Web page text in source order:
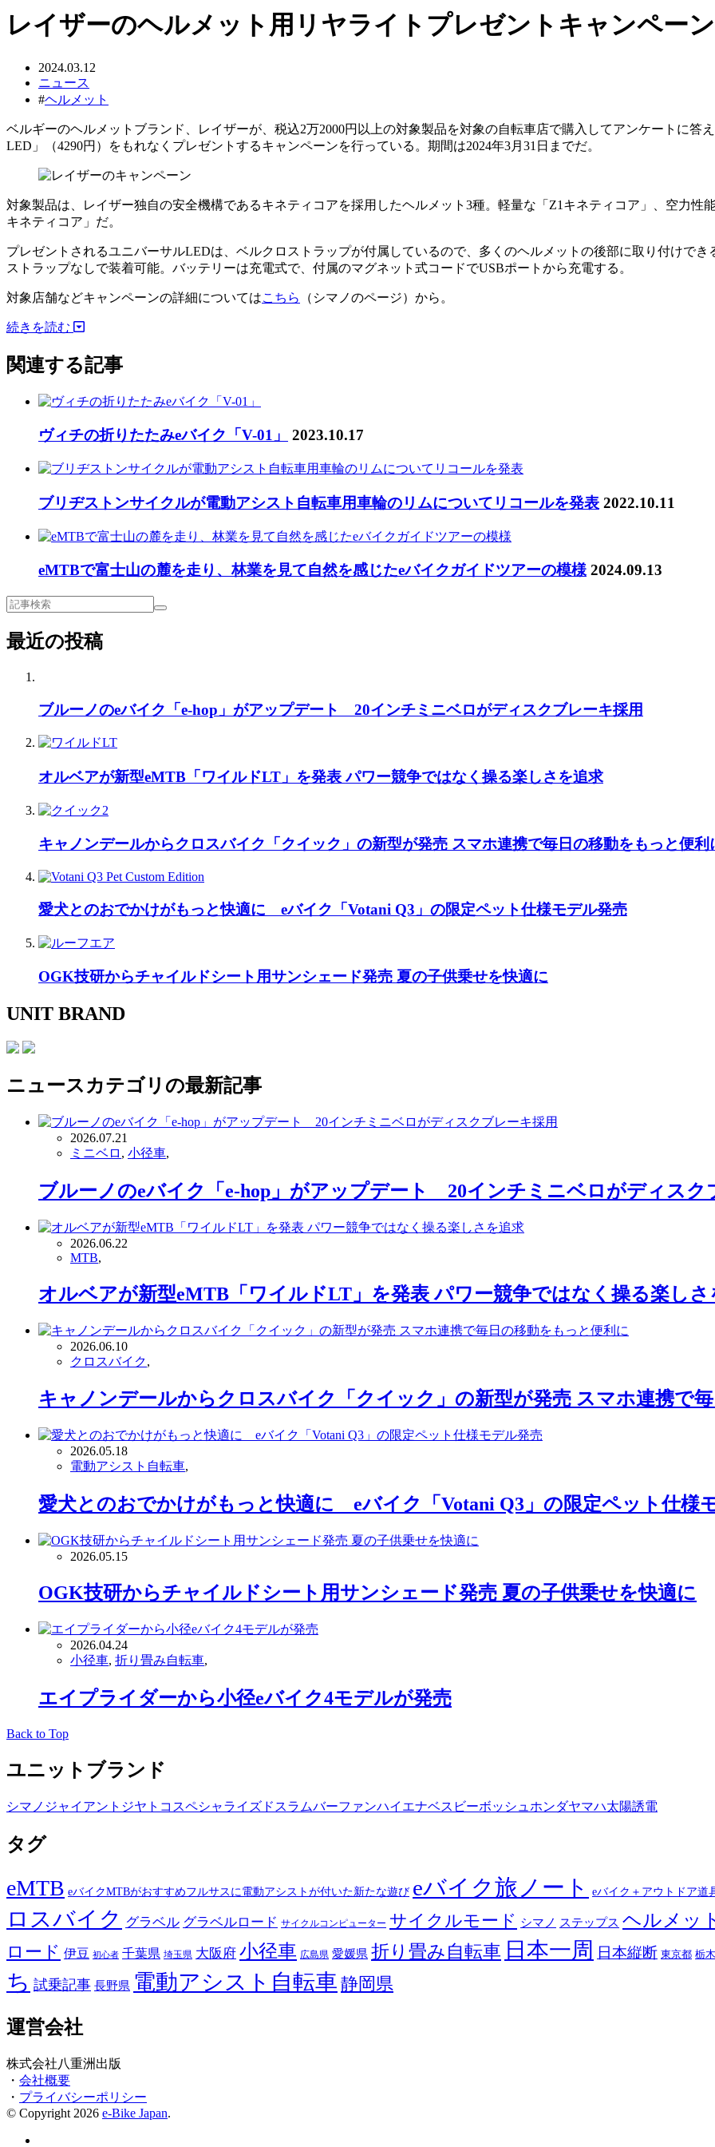
レイザーのヘルメット用リヤライトプレゼントキャンペー
2024.03.12
ニュース
#ヘルメット
ベルギーのヘルメットブランド、レイザーが、税込2万2000円以上の対象製品を対象の自転車店で購入してアンケートに答
LED」（4290円）をもれなくプレゼントするキャンペーンを行っている。期間は2024年3月31日までだ。
対象製品は、レイザー独自の安全機構であるキネティコアを採用したヘルメット3種。軽量な「Z1キネティコア」、空力
キネティコア」だ。
プレゼントされるユニバーサルLEDは、ベルクロストラップが付属しているので、多くのヘルメットの後部に取り付けで
ストラップなしで装着可能。バッテリーは充電式で、付属のマグネット式コードでUSBポートから充電する。
対象店舗などキャンペーンの詳細についてはこちら （シマノのページ）から。
続きを読む
関連する記事
ヴィチの折りたたみeバイク「V-01」 2023.10.17
ブリヂストンサイクルが電動アシスト自転車用車輪のリムについてリコールを発表 2022.10.11
eMTBで富士山の麓を走り、林業を見て自然を感じたeバイクガイドツアーの模様 2024.09.13
最近の投稿
ブルーノのeバイク「e-hop」がアップデート 20インチミニベロがディスクブレーキ採用
オルベアが新型eMTB「ワイルドLT」を発表 パワー競争ではなく操る楽しさを追求
キャノンデールからクロスバイク「クイック」の新型が発売 スマホ連携で毎日の移動をもっと便利
愛犬とのおでかけがもっと快適に eバイク「Votani Q3」の限定ペット仕様モデル発売
OGK技研からチャイルドシート用サンシェード発売 夏の子供乗せを快適に
UNIT BRAND
ニュース カテゴリの最新記事
2026.07.21
ミニベロ , 小径車,
ブルーノのeバイク「e-hop」がアップデート 20インチミニベロがディスク
2026.06.22
MTB,
オルベアが新型eMTB「ワイルドLT」を発表 パワー競争ではなく操る楽しさ
2026.06.10
クロスバイク,
キャノンデールからクロスバイク「クイック」の新型が発売 スマホ連携で
2026.05.18
電動アシスト自転車,
愛犬とのおでかけがもっと快適に eバイク「Votani Q3」の限定ペット仕様
2026.05.15
OGK技研からチャイルドシート用サンシェード発売 夏の子供乗せを快適に
2026.04.24
小径車, 折り畳み自転車,
エイプライダーから小径eバイク4モデルが発売
Back to Top
ユニットブランド
シマノ ジャイアント ジヤトコ スペシャライズド スラムバーファンハイエナベスビーボッシュ ホンダヤマハ太陽誘電
タグ
eMTB eバイクMTBがおすすめフルサスに電動アシストが付いた新たな遊び eバイク旅ノート eバイク＋アウトドア道
ロスバイク グラベル グラベルロード サイクルコンピューター サイクルモード シマノ ステップス ヘルメッ
ロード 伊豆 初心者 千葉県 埼玉県 大阪府 小径車 広島県 愛媛県 折り畳み自転車 日本一周 日本縦断 東京都 栃
ち 試乗記事 長野県 電動アシスト自転車 静岡県
運営会社
株式会社八重洲出版
・ 会社概要
・ プライバシーポリシー
© Copyright 2026 e-Bike Japan.